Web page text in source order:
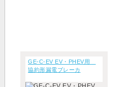
GE-C-EV EV・PHEV用
協約形漏電ブレーカ